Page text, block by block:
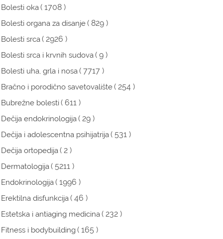
Bolesti oka( 1708 )
Bolesti organa za disanje( 829 )
Bolesti srca( 2926 )
Bolesti srca i krvnih sudova( 9 )
Bolesti uha, grla i nosa( 7717 )
Bračno i porodično savetovalište( 254 )
Bubrežne bolesti( 611 )
Dečija endokrinologija( 29 )
Dečija i adolescentna psihijatrija( 531 )
Dečija ortopedija( 2 )
Dermatologija( 5211 )
Endokrinologija( 1996 )
Erektilna disfunkcija( 46 )
Estetska i antiaging medicina( 232 )
Fitness i bodybuilding( 165 )